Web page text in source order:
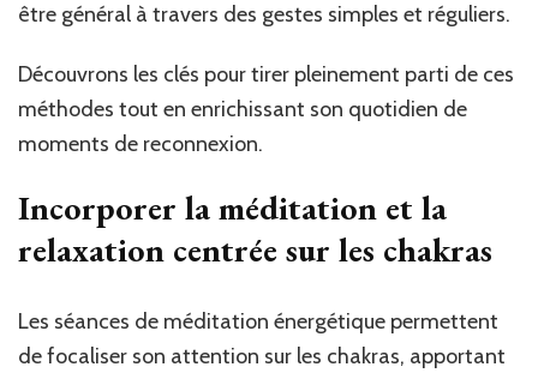
être général à travers des gestes simples et réguliers.
Découvrons les clés pour tirer pleinement parti de ces
méthodes tout en enrichissant son quotidien de
moments de reconnexion.
Incorporer la méditation et la
relaxation centrée sur les chakras
Les séances de méditation énergétique permettent
de focaliser son attention sur les chakras, apportant